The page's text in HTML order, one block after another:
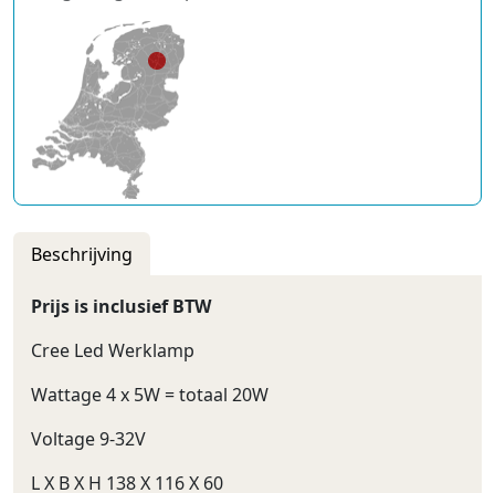
Beschrijving
Prijs is inclusief BTW
Cree Led Werklamp
Wattage 4 x 5W = totaal 20W
Voltage 9-32V
L X B X H 138 X 116 X 60